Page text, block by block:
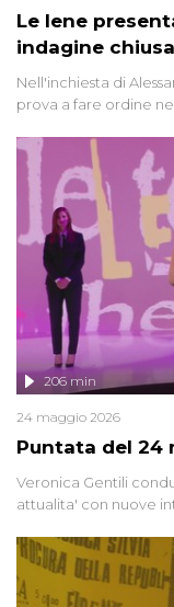
Le Iene
indagine
Nell'inchiesta di
prova a fare ordine
giudiziarie più
vicenda mettendo in
controversi e i
fine.
Puntata del 24
206 min
24 maggio 2026
Veronica Gentili
attualita' con nuove